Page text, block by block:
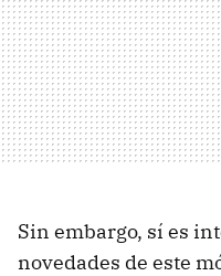
Sin embargo, sí es
novedades de este